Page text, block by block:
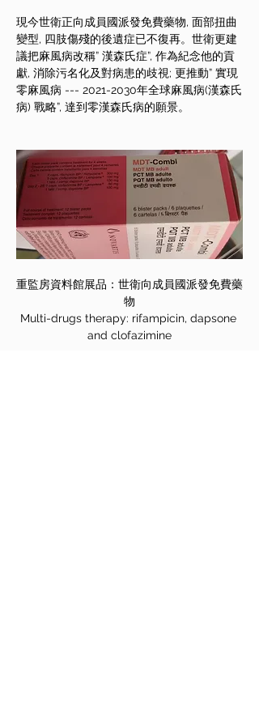
現今世衛正向成員國派發免費藥物, 面部扭曲
變型, 四肢傷殘的後遺症已不復再。世衛更建
議把麻風病改稱” 漢森氏症”, 作為紀念他的貢
獻, 消除污名化及對病患的歧視; 更推動” 實現
零麻風病 --- 2021-2030年全球麻風病(漢森氏
病) 戰略”, 達到零漢森氏病的願景。
重監房資料館展品：世衛向成員國派發免費藥
物
Multi-drugs therapy: rifampicin, dapsone
and clofazimine